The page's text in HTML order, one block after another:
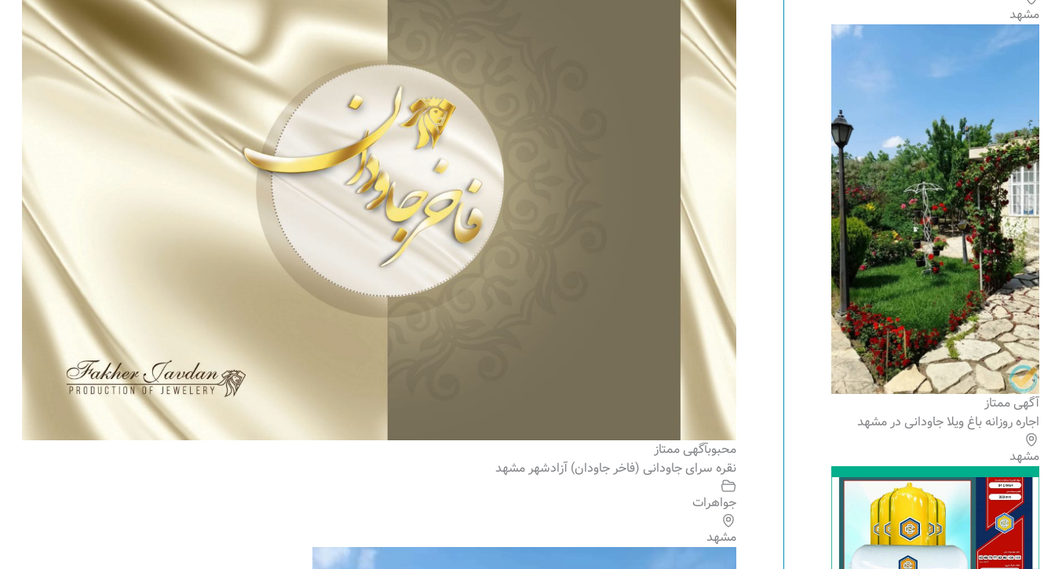
مشهد
آگهی ممتاز
اجاره روزانه باغ ویلا جاودانی در مشهد
مشهد
محبوبآگهی ممتاز
نقره سرای جاودانی (فاخر جاودان) آزادشهر مشهد
جواهرات
مشهد